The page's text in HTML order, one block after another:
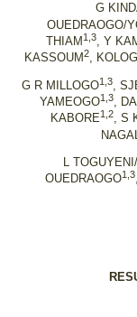
G
OUEDRAOGO/
THIAM 1,3, Y
KASSOUM2,
G R MILLOGO1,3,
YAMEOGO1,3,
KABORE1,2, S
L
OUEDRAOGO1,3